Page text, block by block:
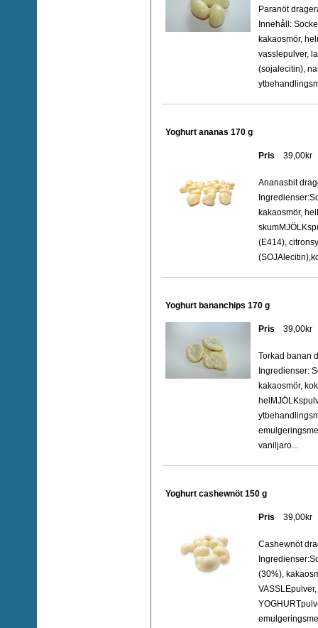
Paranöt
Innehåll:
kakaosmör,
vasslepulver,
(sojalecitin),
Yoghurt ananas 170 g
Pris 39,00kr
Ananasbit
kakaosmör,
(E414),
Yoghurt bananchips 170 g
Pris 39,00kr
Torkad banan
Ingredienser:
kakaosmör,
vaniljaro...
Yoghurt cashewnöt 150 g
Pris 39,00kr
Cashewnöt
(30%),